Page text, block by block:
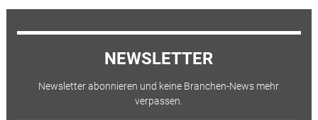
NEWSLETTER
Newsletter abonnieren und keine Branchen-News mehr
verpassen.